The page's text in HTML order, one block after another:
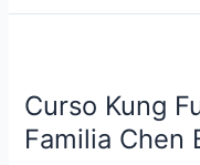
Curso Kung
Familia Chen
Fu
Taiji